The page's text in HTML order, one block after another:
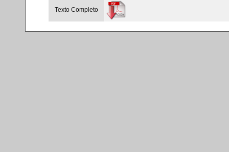
Texto Completo